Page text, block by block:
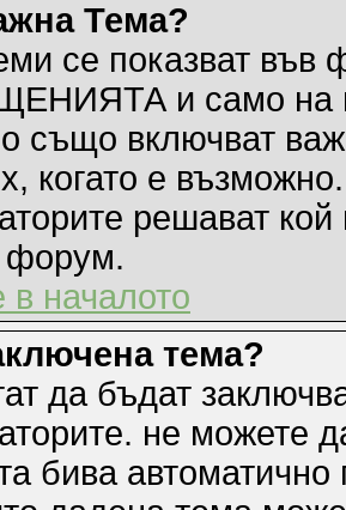
Тема?
се показват във
и само на
също включват
когато е
решават
форум.
в началото
тема?
да бъдат
не можете
бива